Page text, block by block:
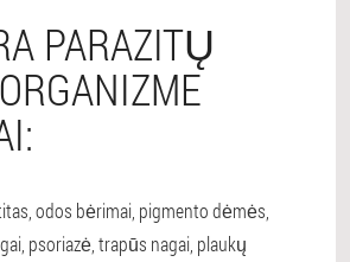
PARAZITŲ
odos bėrimai, pigmento dėmės,
psoriazė, trapūs nagai, plaukų